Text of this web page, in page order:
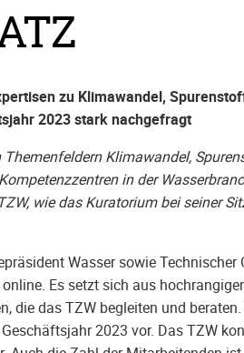
zu Klimawandel,
2023 stark nachgefragt
Klimawandel,
in der
wie das Kuratorium bei seiner
Wasser sowie
Es setzt sich aus
die das TZW begleiten und
2023 vor. Das TZW